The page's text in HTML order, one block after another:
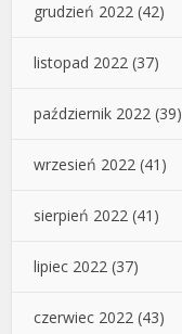
grudzień 2022 (42)
listopad 2022 (37)
październik 2022 (39)
wrzesień 2022 (41)
sierpień 2022 (41)
lipiec 2022 (37)
czerwiec 2022 (43)